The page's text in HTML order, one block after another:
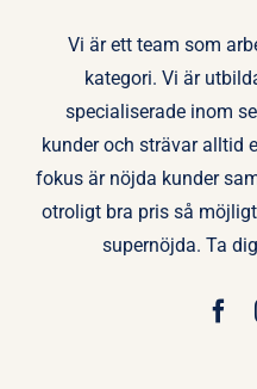
Vi är ett team som
kategori. Vi är
specialiserade inom
kunder och strävar alltid
fokus är nöjda kunder
otroligt bra pris så
supernöjda. Ta